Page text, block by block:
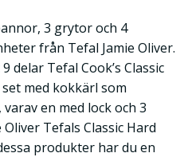
3 grytor och 4
från Tefal Jamie Oliver.
delar Tefal Cook’s Classic
med kokkärl som
en med lock och 3
Tefals Classic Hard
produkter har du en